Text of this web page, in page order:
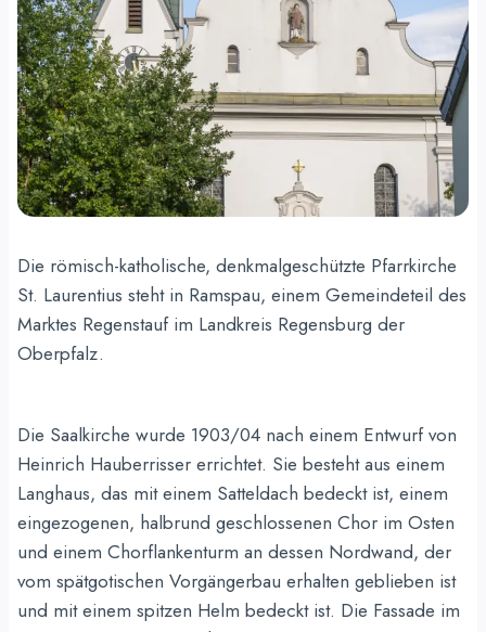
Die römisch-katholische, denkmalgeschützte Pfarrkirche
St. Laurentius steht in Ramspau, einem Gemeindeteil des
Marktes Regenstauf im Landkreis Regensburg der
Oberpfalz.
Die Saalkirche wurde 1903/04 nach einem Entwurf von
Heinrich Hauberrisser errichtet. Sie besteht aus einem
Langhaus, das mit einem Satteldach bedeckt ist, einem
eingezogenen, halbrund geschlossenen Chor im Osten
und einem Chorflankenturm an dessen Nordwand, der
vom spätgotischen Vorgängerbau erhalten geblieben ist
und mit einem spitzen Helm bedeckt ist. Die Fassade im